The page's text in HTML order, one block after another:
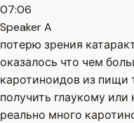
07:06
Speaker A
потерю зрения
оказалось что чем
каротиноидов из пищи
получить глаукому или
реально много